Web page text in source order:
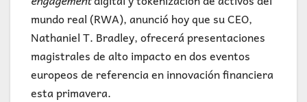
mundo real (RWA), anunció hoy que su CEO,
Nathaniel T. Bradley, ofrecerá presentaciones
magistrales de alto impacto en dos eventos
europeos de referencia en innovación financiera
esta primavera.